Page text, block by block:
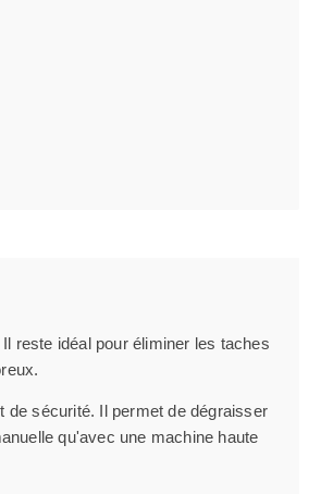
reste idéal pour éliminer les taches
de sécurité. Il permet de dégraisser
qu'avec une machine haute